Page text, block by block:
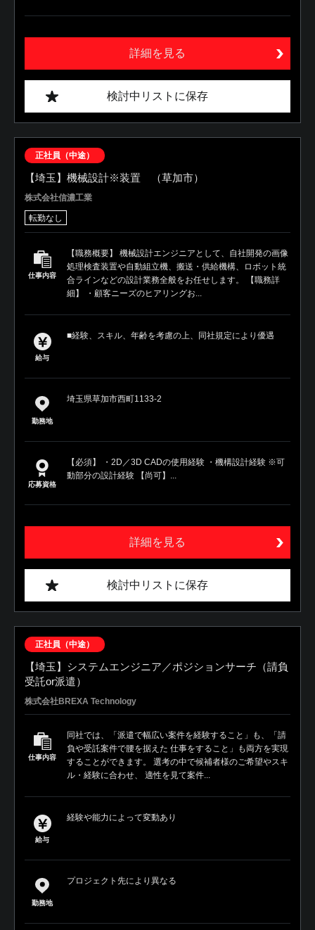
詳細を見る
検討中リストに保存
正社員（中途）
【埼玉】機械設計※装置 （草加市）
株式会社信濃工業
転勤なし
仕事内容
【職務概要】 機械設計エンジニアとして、自社開発の画像
処理検査装置や自動組立機、搬送・供給機構、ロボット統
合ラインなどの設計業務全般をお任せします。 【職務詳
細】 ・顧客ニーズのヒアリングお...
給与
■経験、スキル、年齢を考慮の上、同社規定により優遇
勤務地
埼玉県草加市西町1133-2
応募資格
【必須】 ・2D／3D CADの使用経験 ・機構設計経験 ※可
動部分の設計経験 【尚可】...
詳細を見る
検討中リストに保存
正社員（中途）
【埼玉】システムエンジニア／ポジションサーチ（請負
受託or派遣）
株式会社BREXA Technology
仕事内容
同社では、「派遣で幅広い案件を経験すること」も、「請
負や受託案件で腰を据えた 仕事をすること」も両方を実現
することができます。 選考の中で候補者様のご希望やスキ
ル・経験に合わせ、 適性を見て案件...
給与
経験や能力によって変動あり
勤務地
プロジェクト先により異なる